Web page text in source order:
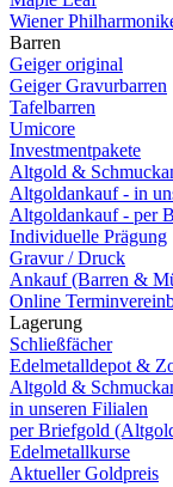
Wiener
Barren
Geiger original
Geiger Gravurbarren
Tafelbarren
Umicore
Investmentpakete
Altgold &
Altgoldankauf - in
Altgoldankauf - per
Individuelle Prägung
Gravur / Druck
Ankauf (Barren &
Online
Lagerung
Schließfächer
Edelmetalldepot &
Altgold &
in unseren Filialen
per Briefgold
Edelmetallkurse
Aktueller Goldpreis